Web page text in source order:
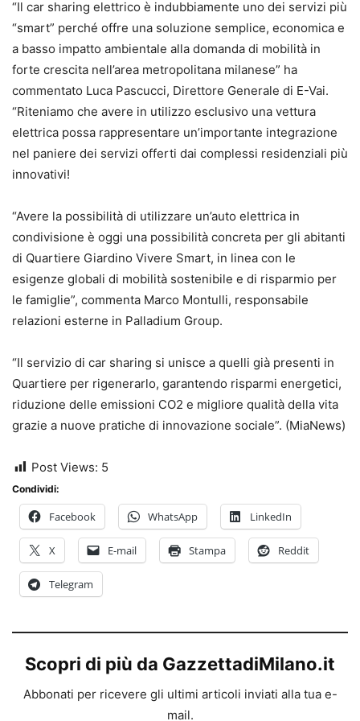
“Il car sharing elettrico è indubbiamente uno dei servizi più
“smart” perché offre una soluzione semplice, economica e
a basso impatto ambientale alla domanda di mobilità in
forte crescita nell’area metropolitana milanese” ha
commentato Luca Pascucci, Direttore Generale di E-Vai.
“Riteniamo che avere in utilizzo esclusivo una vettura
elettrica possa rappresentare un’importante integrazione
nel paniere dei servizi offerti dai complessi residenziali più
innovativi!
“Avere la possibilità di utilizzare un’auto elettrica in
condivisione è oggi una possibilità concreta per gli abitanti
di Quartiere Giardino Vivere Smart, in linea con le
esigenze globali di mobilità sostenibile e di risparmio per
le famiglie”, commenta Marco Montulli, responsabile
relazioni esterne in Palladium Group.
“Il servizio di car sharing si unisce a quelli già presenti in
Quartiere per rigenerarlo, garantendo risparmi energetici,
riduzione delle emissioni CO2 e migliore qualità della vita
grazie a nuove pratiche di innovazione sociale”. (MiaNews)
Post Views: 5
Condividi:
Facebook WhatsApp LinkedIn
X E-mail Stampa Reddit
Telegram
Scopri di più da GazzettadiMilano.it
Abbonati per ricevere gli ultimi articoli inviati alla tua e-
mail.